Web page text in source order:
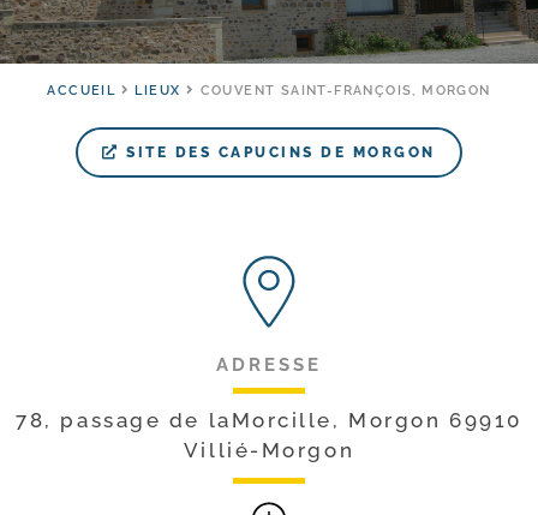
ACCUEIL LIEUX COUVENT SAINT-FRANÇOIS, MORGON
SITE DES CAPUCINS DE MORGON
ADRESSE
78, passage de laMorcille, Morgon 69910
Villié-Morgon